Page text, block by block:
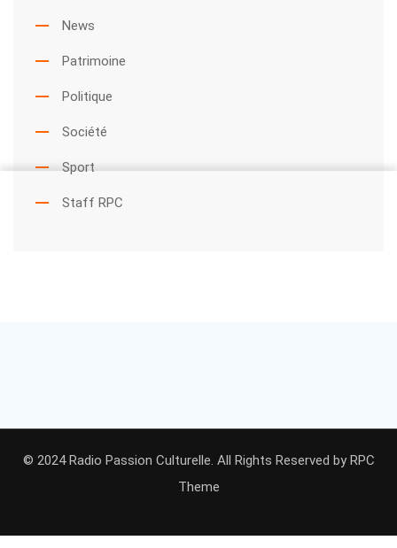
News
Patrimoine
Politique
Société
Sport
Staff RPC
© 2024 Radio Passion Culturelle. All Rights Reserved by RPC
Theme